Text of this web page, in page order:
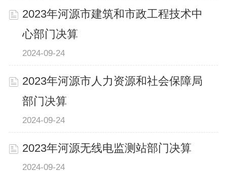
2023年河源市建筑和市政工程技术中
心部门决算
2024-09-24
2023年河源市人力资源和社会保障局
部门决算
2024-09-24
2023年河源无线电监测站部门决算
2024-09-24